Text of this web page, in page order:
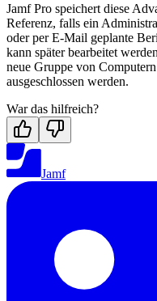
Jamf Pro speichert diese
Referenz, falls ein
oder per E-Mail geplante
kann später bearbeitet
neue Gruppe von
ausgeschlossen werden.
War das hilfreich?
Jamf